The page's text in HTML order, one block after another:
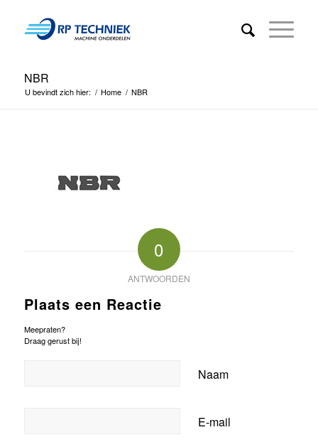
NBR
U bevindt zich hier: / Home / NBR
0
ANTWOORDEN
Plaats een Reactie
Meepraten?
Draag gerust bij!
Naam
E-mail